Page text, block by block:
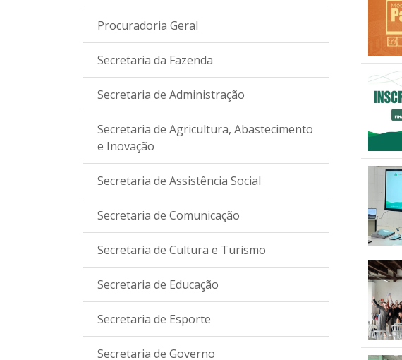
Procuradoria Geral
Secretaria da Fazenda
Secretaria de Administração
Secretaria de Agricultura, Abastecimento
e Inovação
Secretaria de Assistência Social
Secretaria de Comunicação
Secretaria de Cultura e Turismo
Secretaria de Educação
Secretaria de Esporte
Secretaria de Governo